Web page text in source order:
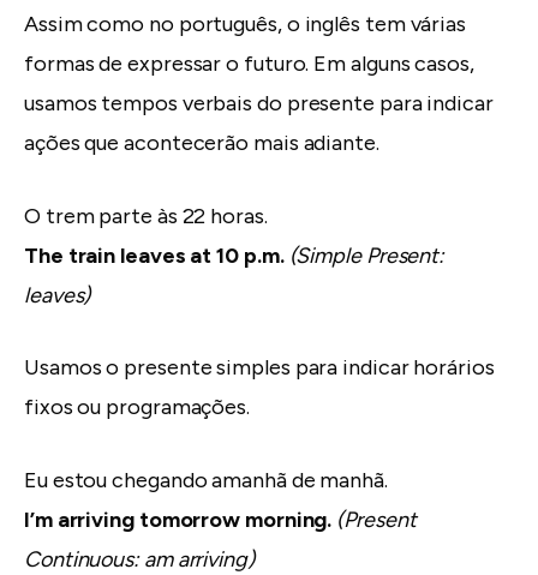
Assim como no português, o inglês tem várias
formas de expressar o futuro. Em alguns casos,
usamos tempos verbais do presente para indicar
ações que acontecerão mais adiante.
O trem parte às 22 horas.
The train leaves at 10 p.m. (Simple Present:
leaves)
Usamos o presente simples para indicar horários
fixos ou programações.
Eu estou chegando amanhã de manhã.
I’m arriving tomorrow morning. (Present
Continuous: am arriving)